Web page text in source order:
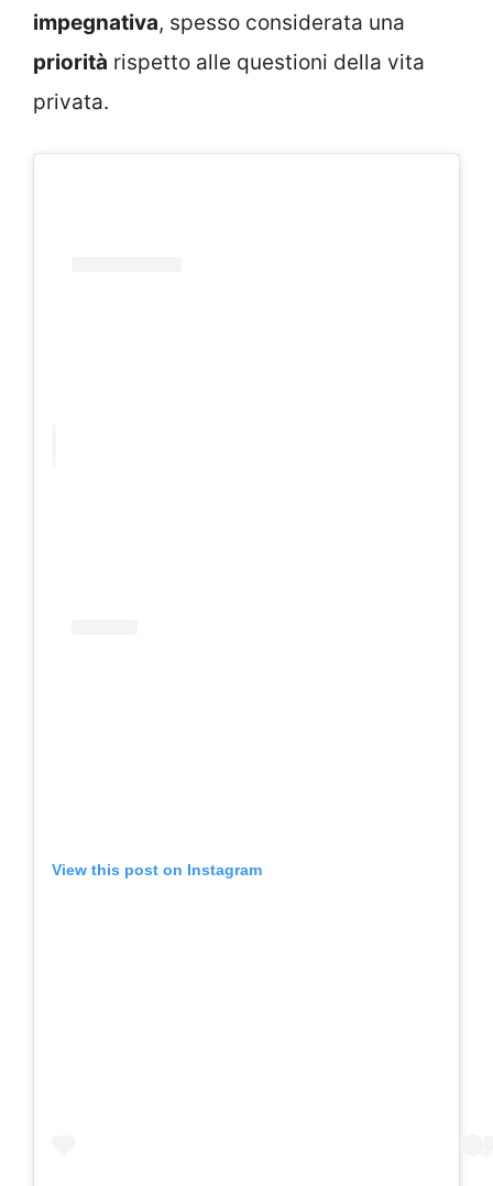
impegnativa, spesso considerata una
priorità rispetto alle questioni della vita
privata.
View this post on Instagram